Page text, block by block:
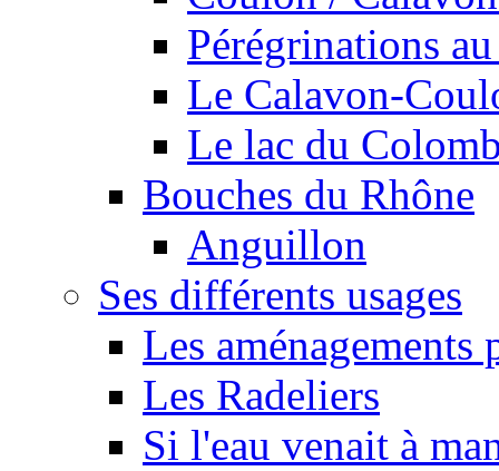
Pérégrinations
Le Calavon-
Le lac du
Bouches du Rhône
Anguillon
Ses différents usages
Les
Les Radeliers
Si l'eau venait à